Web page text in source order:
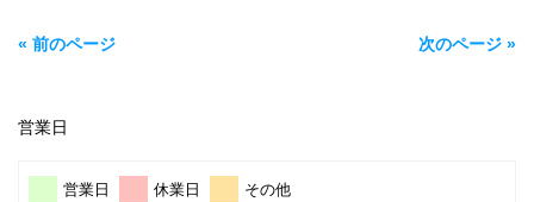
« 前のページ 次のページ »
営業日
営業日 休業日 その他